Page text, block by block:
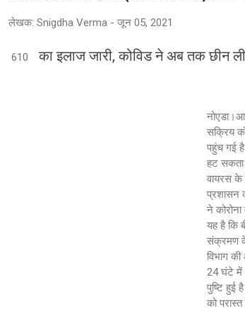
लेखक: Snigdha Verma - जून 05, 2021
610 का इलाज जारी, कोविड ने अब तक छीन
सक्रिय
पहुंच गई
हट सकता
वायरस के
प्रशासन
ने
यह है कि
संक्रमण के
विभाग
24 घंटे में
पुष्टि हुई
को